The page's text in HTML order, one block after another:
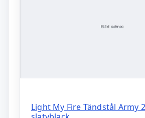
Light My Fire Tändstål Army